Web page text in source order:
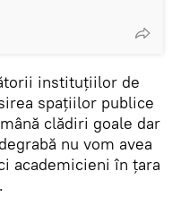
instituțiilor de
spațiilor publice
clădiri goale dar
nu vom avea
academicieni în țara